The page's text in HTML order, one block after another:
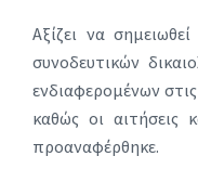
Αξίζει να
συνοδευτικών
ενδιαφερομένων
καθώς οι αιτήσεις
προαναφέρθηκε.